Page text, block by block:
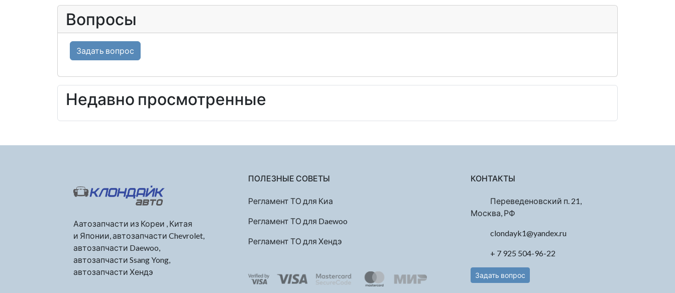
Вопросы
Задать вопрос
Недавно просмотренные
Аатозапчасти из Кореи , Китая
и Японии, автозапчасти Chevrolet,
автозапчасти Daewoo,
автозапчасти Ssang Yong,
автозапчасти Хендэ
ПОЛЕЗНЫЕ СОВЕТЫ
Регламент ТО для Киа
Регламент ТО для Daewoo
Регламент ТО для Хендэ
КОНТАКТЫ
Переведеновский п. 21,
Москва, РФ
clondayk1@yandex.ru
+ 7 925 504-96-22
Задать вопрос